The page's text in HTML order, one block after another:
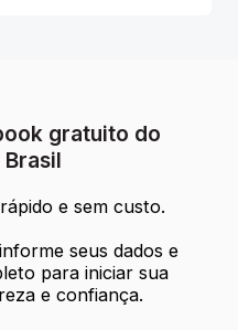
gratuito do
e sem custo.
seus dados e
para iniciar sua
e confiança.